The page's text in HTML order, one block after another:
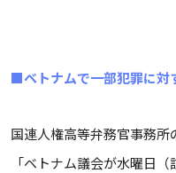
■ベトナムで一部犯罪に
国連人権高等弁務官事務所
「ベトナム議会が水曜日